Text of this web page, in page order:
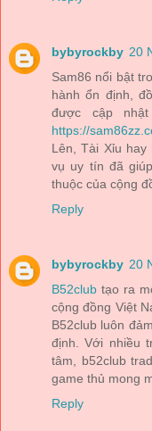
bybyrockby 20
Sam86 nổi bật
hành ổn định,
được cập
https://
Lên, Tài Xỉu hay
vụ uy tín đã
thuộc của cộng
Reply
bybyrockby 20
B52club tạo ra
cộng đồng Việt
B52club luôn
định. Với nhiều
tâm, b52club
game thủ mong
Reply